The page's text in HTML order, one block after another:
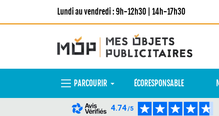
Lundi au vendredi : 9h-12h30 | 14h-17h30
PARCOURIR ÉCORESPONSABLE
4.74/5